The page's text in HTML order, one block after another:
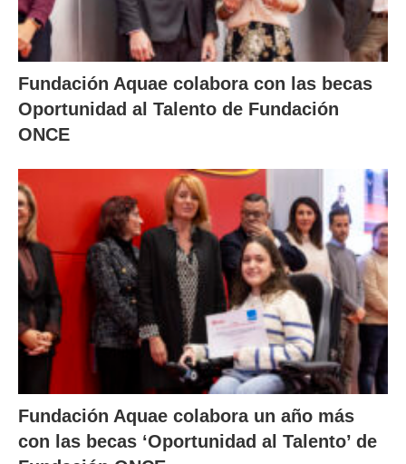
Fundación Aquae colabora con las becas
Oportunidad al Talento de Fundación
ONCE
Fundación Aquae colabora un año más
con las becas ‘Oportunidad al Talento’ de